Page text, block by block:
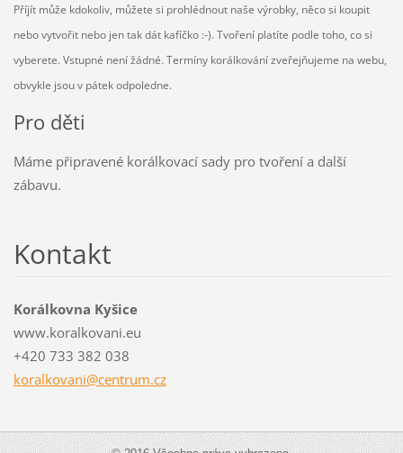
Příjít může kdokoliv, můžete si prohlédnout naše výrobky, něco si koupit
nebo vytvořit nebo jen tak dát kafíčko :-). Tvoření platíte podle toho, co si
vyberete. Vstupné není žádné. Termíny korálkování zveřejňujeme na webu,
obvykle jsou v pátek odpoledne.
Pro děti
Máme připravené korálkovací sady pro tvoření a další
zábavu.
Kontakt
Korálkovna Kyšice
www.koralkovani.eu
+420 733 382 038
koralkovani@centrum.cz